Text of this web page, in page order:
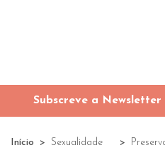
Subscreve a Newsletter
Início Sexualidade